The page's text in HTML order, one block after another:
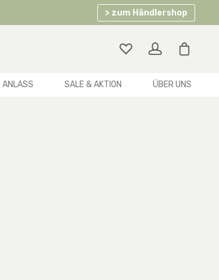
> zum Händlershop
ANLASS SALE & AKTION ÜBER UNS